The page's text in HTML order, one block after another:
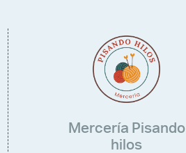
Mercería Pisando
hilos